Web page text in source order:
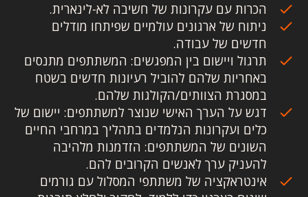
הכרות עם עקרונות של חשיבה לא-לינארית.
ניתוח של ארגונים עולמיים שפיתחו מודלים
חדשים של עבודה.
תרגול ויישום בין המפגשים: המשתתפים מתנסים
באחריות שלהם להוביל רעיונות חדשים בשטח
במסגרת הצוותים/הקולגות שלהם.
דגש על הערך האישי שנוצר למשתתפים: יישום של
כלים ועקרונות הנלמדים בתהליך במרחבי החיים
השונים של המשתתפים: הזדמנות מלהיבה
להעניק ערך לאנשים הקרובים להם.
אינטראקציה של משתתפי המסלול עם גורמים